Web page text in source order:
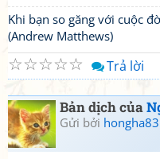
Khi bạn so găng với cuộc
(Andrew Matthews)
☆
☆
☆
☆
☆ Trả lời
Bản dịch của
Gửi bởi hongha83